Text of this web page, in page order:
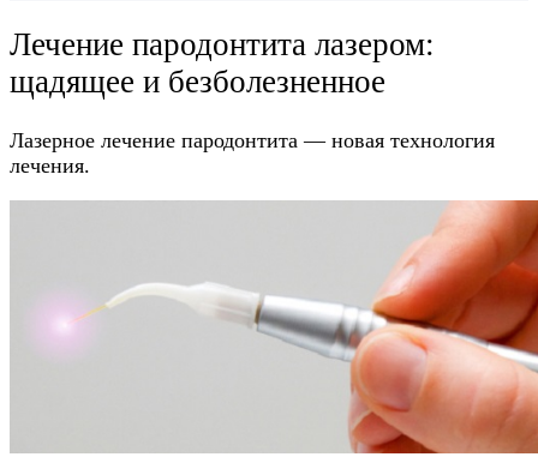
Лечение пародонтита лазером:
щадящее и безболезненное
Лазерное лечение пародонтита — новая технология
лечения.